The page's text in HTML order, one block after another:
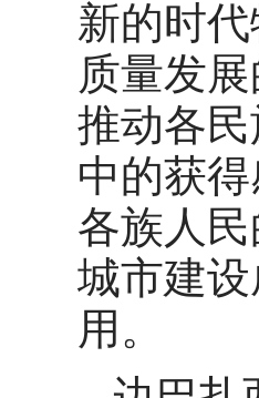
新的时
质量发
推动各
中的获
各族人
城市建
用。